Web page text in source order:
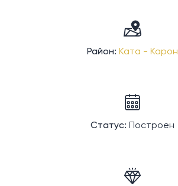
Район: Ката - Карон
Статус: Построен